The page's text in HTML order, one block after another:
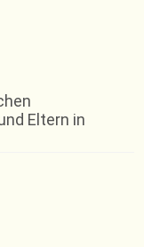
Eltern in